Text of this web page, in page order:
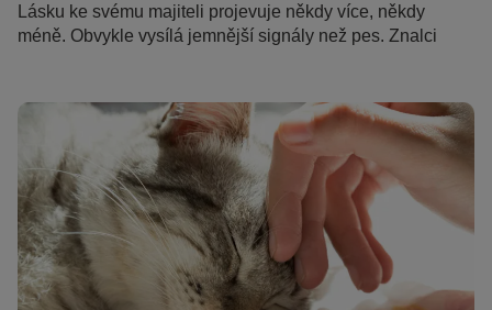
Lásku ke svému majiteli projevuje někdy více, někdy
méně. Obvykle vysílá jemnější signály než pes. Znalci
jako to dělá kočka – tím více uvidíte a ucítíte, jak moc vás
vaše kočka má ráda.